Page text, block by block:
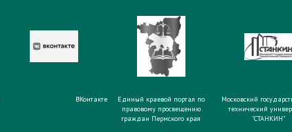
ВКонтакте
Единый краевой портал по
правовому просвещению
граждан Пермского края
Московский
технический
"СТАНКИН"